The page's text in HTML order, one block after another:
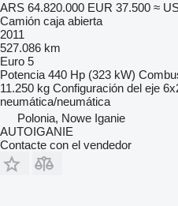
ARS 64.820.000 EUR 37.500 ≈
Camión caja abierta
2011
527.086 km
Euro 5
Potencia 440 Hp (323 kW)
11.250 kg Configuración del eje
neumática/neumática
Polonia, Nowe Iganie
AUTOIGANIE
Contacte con el vendedor